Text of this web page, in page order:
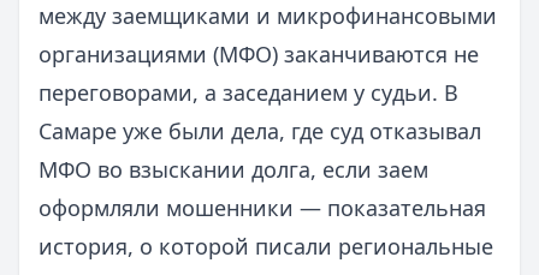
между заемщиками и микрофинансовыми
организациями (МФО) заканчиваются не
переговорами, а заседанием у судьи. В
Самаре уже были дела, где суд отказывал
МФО во взыскании долга, если заем
оформляли мошенники — показательная
история, о которой писали региональные